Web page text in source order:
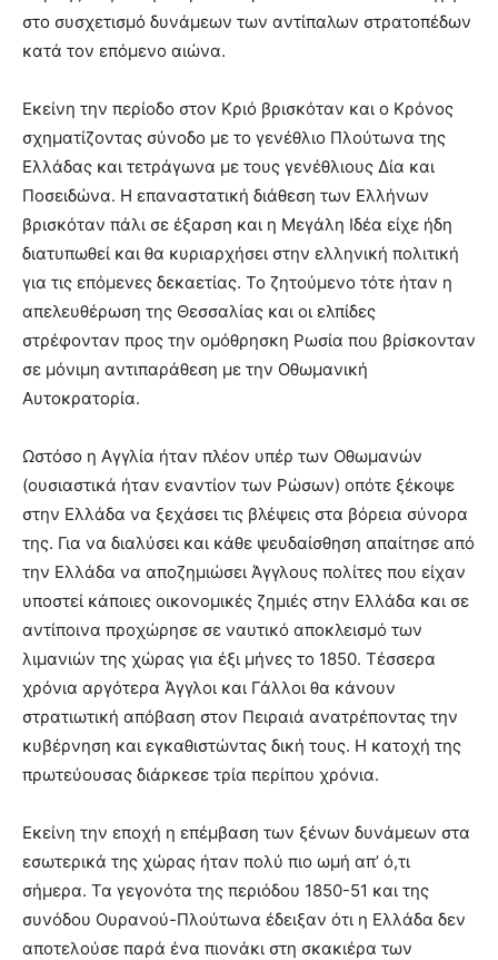
στο συσχετισμό δυνάμεων των αντίπαλων στρατοπέδων
κατά τον επόμενο αιώνα.
Εκείνη την περίοδο στον Κριό βρισκόταν και ο Κρόνος
σχηματίζοντας σύνοδο με το γενέθλιο Πλούτωνα της
Ελλάδας και τετράγωνα με τους γενέθλιους Δία και
Ποσειδώνα. Η επαναστατική διάθεση των Ελλήνων
βρισκόταν πάλι σε έξαρση και η Μεγάλη Ιδέα είχε ήδη
διατυπωθεί και θα κυριαρχήσει στην ελληνική πολιτική
για τις επόμενες δεκαετίας. Το ζητούμενο τότε ήταν η
απελευθέρωση της Θεσσαλίας και οι ελπίδες
στρέφονταν προς την ομόθρησκη Ρωσία που βρίσκονταν
σε μόνιμη αντιπαράθεση με την Οθωμανική
Αυτοκρατορία.
Ωστόσο η Αγγλία ήταν πλέον υπέρ των Οθωμανών
(ουσιαστικά ήταν εναντίον των Ρώσων) οπότε ξέκοψε
στην Ελλάδα να ξεχάσει τις βλέψεις στα βόρεια σύνορα
της. Για να διαλύσει και κάθε ψευδαίσθηση απαίτησε από
την Ελλάδα να αποζημιώσει Άγγλους πολίτες που είχαν
υποστεί κάποιες οικονομικές ζημιές στην Ελλάδα και σε
αντίποινα προχώρησε σε ναυτικό αποκλεισμό των
λιμανιών της χώρας για έξι μήνες το 1850. Τέσσερα
χρόνια αργότερα Άγγλοι και Γάλλοι θα κάνουν
στρατιωτική απόβαση στον Πειραιά ανατρέποντας την
κυβέρνηση και εγκαθιστώντας δική τους. Η κατοχή της
πρωτεύουσας διάρκεσε τρία περίπου χρόνια.
Εκείνη την εποχή η επέμβαση των ξένων δυνάμεων στα
εσωτερικά της χώρας ήταν πολύ πιο ωμή απ’ ό,τι
σήμερα. Τα γεγονότα της περιόδου 1850-51 και της
συνόδου Ουρανού-Πλούτωνα έδειξαν ότι η Ελλάδα δεν
αποτελούσε παρά ένα πιονάκι στη σκακιέρα των